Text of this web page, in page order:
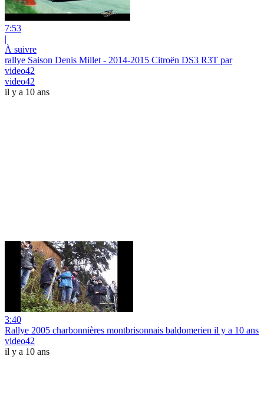
7:53
|
À suivre
rallye Saison Denis Millet - 2014-2015 Citroën DS3 R3T par
video42
video42
il y a 10 ans
3:40
Rallye 2005 charbonnières montbrisonnais baldomerien il y a 10 ans
video42
il y a 10 ans